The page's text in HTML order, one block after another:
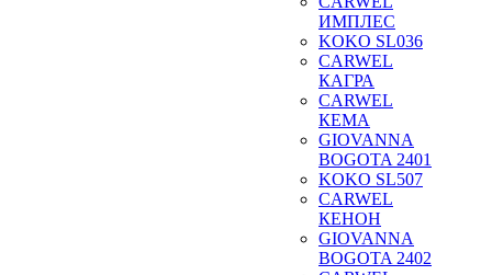
ИМПЛЕС
KOKO SL036
CARWEL
КАГРА
CARWEL
КЕМА
GIOVANNA
BOGOTA 2401
KOKO SL507
CARWEL
КЕНОН
GIOVANNA
BOGOTA 2402